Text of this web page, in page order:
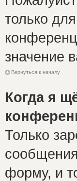
только
значение
Вернуться к началу
Когда я
Только
форму, и